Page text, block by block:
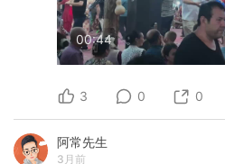
00:44
3 0 0
阿常先生
3月前